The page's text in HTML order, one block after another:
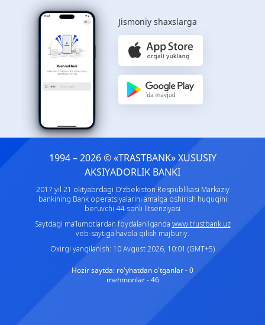
Jismoniy shaxslarga
1994 – 2026 © «TRASTBANK» ХUSUSIY
AKSIYADORLIK BANKI
2017 yil 21 oktyabrdagi O‘zbekiston Respublikasi Markaziy
bankining Bank operatsiyalarini amalga oshirish huquqini
beruvchi 44-sonli litsenziyasi
Saytdagi ma’lumotlardan foydalanilganda www.trustbank.uz
veb-saytiga havola qilish majburiy.
Oxirgi yangilanish: 10 Avgust 2026, 10:01 (GMT+5)
Hozir saytda: ro'yhatdan o'tganlar - 0
mehmonlar - 46